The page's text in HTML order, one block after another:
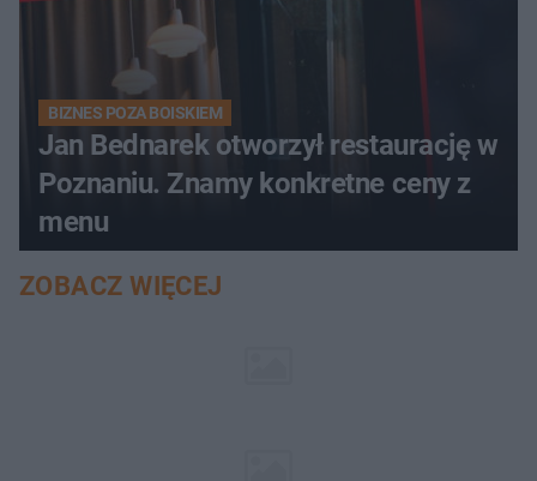
BIZNES POZA BOISKIEM
Jan Bednarek otworzył restaurację w
Poznaniu. Znamy konkretne ceny z
menu
ZOBACZ WIĘCEJ